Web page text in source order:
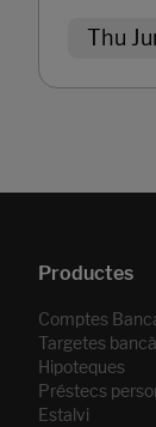
Thu
Comptes
Targetes
Hipoteques
Préstecs
Estalvi